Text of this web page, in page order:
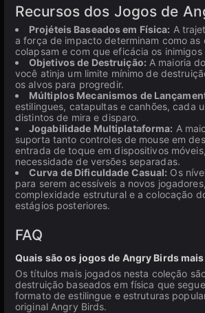
Recursos dos Jogos de
Projéteis Baseados em Física: A
a força de impacto determinam como as
colapsam e com que eficácia os inimigos
Objetivos de Destruição: A maioria
você atinja um limite mínimo de
os alvos para progredir.
Múltiplos Mecanismos de
estilingues, catapultas e canhões, cada
distintos de mira e disparo.
Jogabilidade Multiplataforma: A
suporta tanto controles de mouse em
entrada de toque em dispositivos
necessidade de versões separadas.
Curva de Dificuldade Casual: Os
para serem acessíveis a novos
complexidade estrutural e a colocação
estágios posteriores.
FAQ
Quais são os jogos de Angry Birds
Os títulos mais jogados nesta coleção
destruição baseados em física que
formato de estilingue e estruturas
original Angry Birds.